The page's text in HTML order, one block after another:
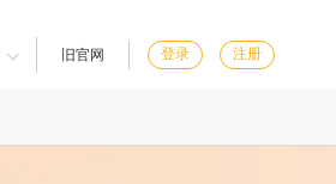
旧官网 登录 注册